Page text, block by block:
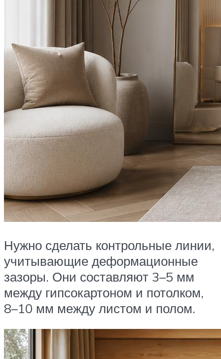
Нужно сделать контрольные линии,
учитывающие деформационные
зазоры. Они составляют 3–5 мм
между гипсокартоном и потолком,
8–10 мм между листом и полом.